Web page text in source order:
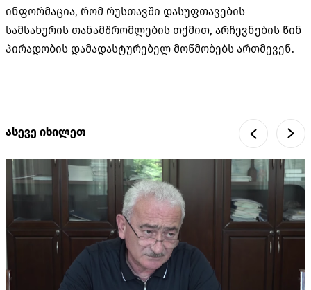
ინფორმაცია, რომ რუსთავში დასუფთავების
სამსახურის თანამშრომლების თქმით, არჩევნების წინ
პირადობის დამადასტურებელ მოწმობებს ართმევენ.
ასევე იხილეთ